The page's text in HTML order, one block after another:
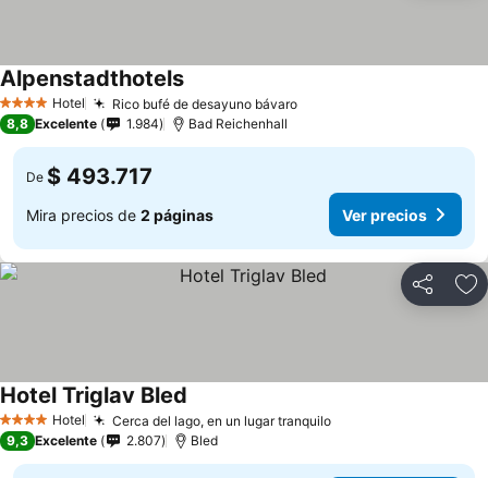
4 EstrellasHotel Rico bufé de desayuno bávaro
Alpenstadthotels
8,8 Excelente 1.984 Bad Reichenhall
De $ 493.717
Mira precios de 2 páginas Ver precios
Compartir
4 EstrellasHotel Cerca del lago, en un lugar tranquilo
Hotel Triglav Bled
9,3 Excelente 2.807 Bled